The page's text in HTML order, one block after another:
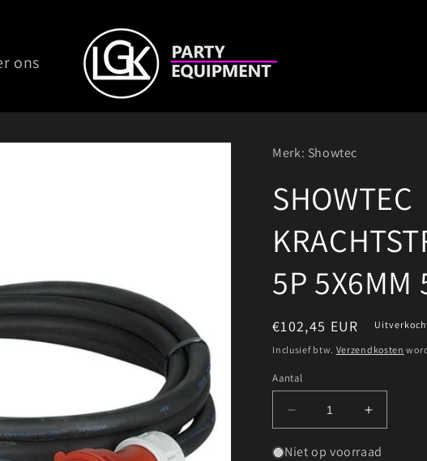
ons
Merk: Showtec
SHOWTEC
5P 5X6MM
Normale
prijs
€102,45 EUR
Inclusief btw. Verzendkosten
Aantal
Aantal
verlagen
voor
Aantal
verhogen
voor
Niet op voorraad